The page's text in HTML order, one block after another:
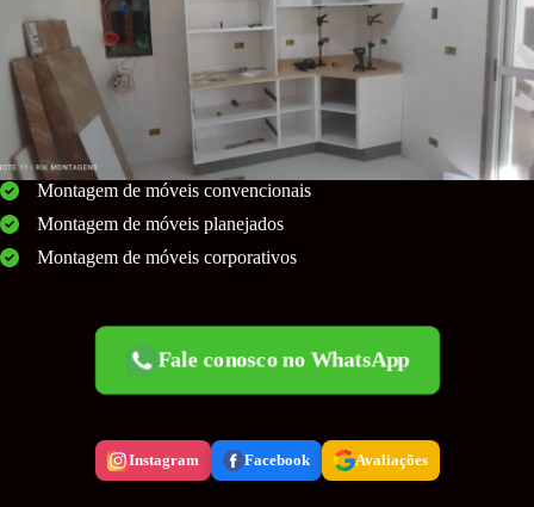
Montagem de móveis convencionais
Montagem de móveis planejados
Montagem de móveis corporativos
Fale conosco no WhatsApp
Instagram Facebook Avaliações